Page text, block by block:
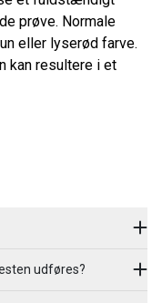
prøve. Normale
eller lyserød farve.
kan resultere i et
udføres?